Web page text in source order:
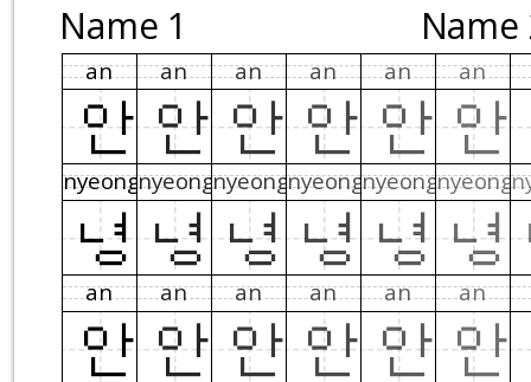
Name 1 Name
an an an an an an
안 안 안 안 안 안
nyeongnyeongnyeongnyeongnyeongnyeong
녕 녕 녕 녕 녕 녕
an an an an an an
안 안 안 안 안 안